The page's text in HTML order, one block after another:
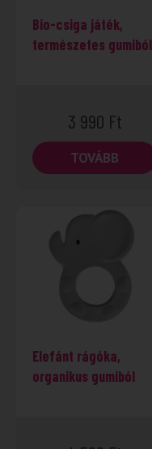
Bio-csiga játék,
természetes gumiból
3 990 Ft
TOVÁBB
Elefánt rágóka,
organikus gumiból